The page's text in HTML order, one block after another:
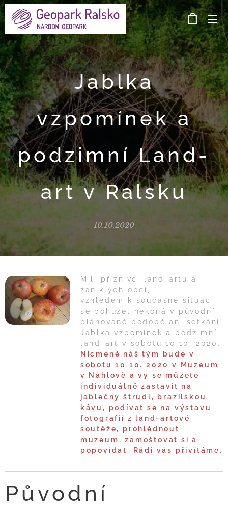
Jablka
vzpomínek a
podzimní Land-
art v Ralsku
10.10.2020
Milí příznivci land-artu a
zaniklých obcí,
vzhledem k současné situaci
se bohužel nekoná v původní
plánované podobě ani setkání
Jablka vzpomínek a podzimní
land-art v sobotu 10.10. 2020.
Nicméně náš tým bude v
sobotu 10.10. 2020 v Muzeum
v Náhlově a vy se můžete
individuálně zastavit na
jablečný štrúdl, brazilskou
kávu, podívat se na výstavu
fotografií z land-artové
soutěže, prohlédnout
muzeum, zamoštovat si a
popovídat. Rádi vás přivítáme.
Původní